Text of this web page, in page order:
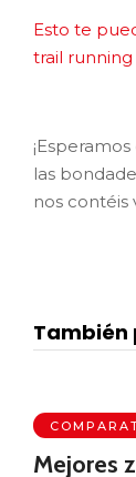
Esto te
trail running
las
nos contéis
Mejores